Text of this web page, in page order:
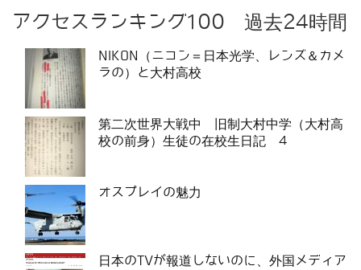
アクセスランキング100 過去24時間
NIKON（ニコン＝日本光学、レンズ＆カメ
ラの）と大村高校
第二次世界大戦中 旧制大村中学（大村高
校の前身）生徒の在校生日記 4
オスプレイの魅力
日本のTVが報道しないのに、外国メディア